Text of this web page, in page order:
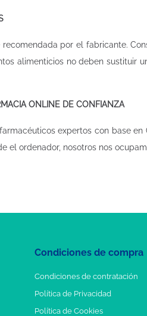
por el fabricante.
alimenticios no deben sustituir
ONLINE DE CONFIANZA
expertos con base en
el ordenador, nosotros nos
Condiciones de compra
Condiciones de contratación
Política de Privacidad
Política de Cookies